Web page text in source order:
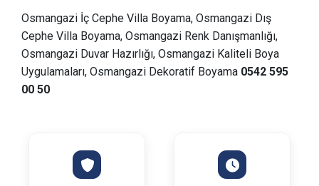
Osmangazi İç Cephe Villa Boyama, Osmangazi Dış
Cephe Villa Boyama, Osmangazi Renk Danışmanlığı,
Osmangazi Duvar Hazırlığı, Osmangazi Kaliteli Boya
Uygulamaları, Osmangazi Dekoratif Boyama 0542 595
00 50